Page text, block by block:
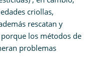
criollas,
rescatan y
los métodos de
problemas